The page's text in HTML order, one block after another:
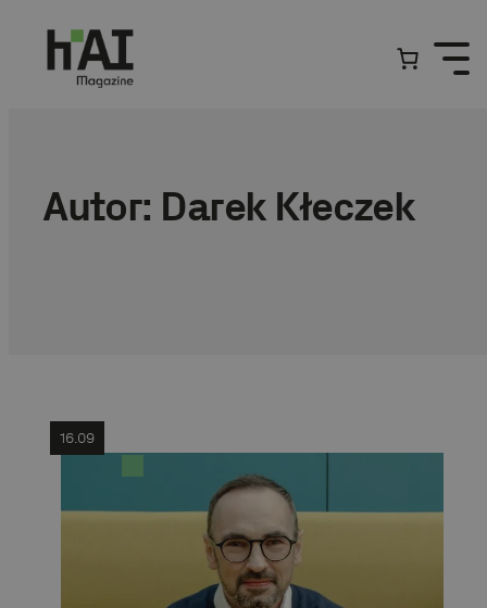
treści
Autor: Darek Kłeczek
16.09